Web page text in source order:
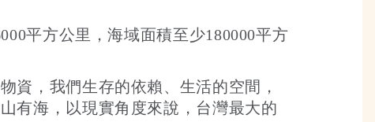
平方公里，海域面積至少180000平方
資，我們生存的依賴、生活的空間，
有海，以現實角度來說，台灣最大的